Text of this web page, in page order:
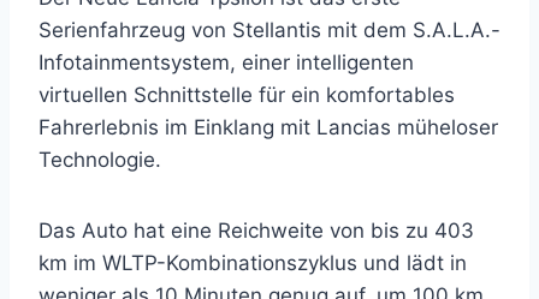
Serienfahrzeug von Stellantis mit dem S.A.L.A.-
Infotainmentsystem, einer intelligenten
virtuellen Schnittstelle für ein komfortables
Fahrerlebnis im Einklang mit Lancias müheloser
Technologie.
Das Auto hat eine Reichweite von bis zu 403
km im WLTP-Kombinationszyklus und lädt in